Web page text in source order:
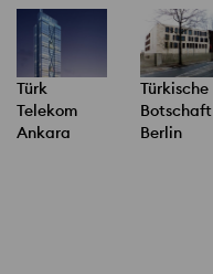
Türk
Telekom
Ankara
Türkische
Botschaft
Berlin